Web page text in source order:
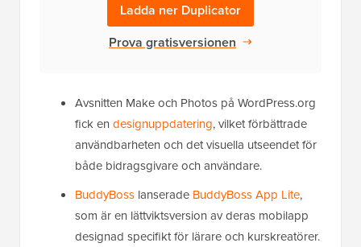
Ladda ner Duplicator
Prova gratisversionen
Avsnitten Make och Photos på WordPress.org
fick en designuppdatering, vilket förbättrade
användbarheten och det visuella utseendet för
både bidragsgivare och användare.
BuddyBoss lanserade BuddyBoss App Lite,
som är en lättviktsversion av deras mobilapp
designad specifikt för lärare och kurskreatörer.